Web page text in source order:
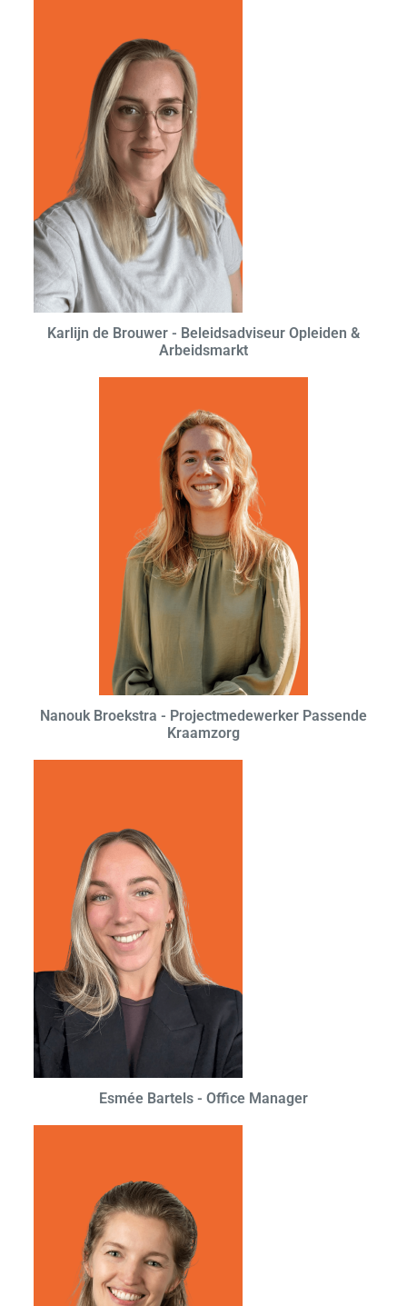
Karlijn de Brouwer - Beleidsadviseur Opleiden &
Arbeidsmarkt
Nanouk Broekstra - Projectmedewerker Passende
Kraamzorg
Esmée Bartels - Office Manager